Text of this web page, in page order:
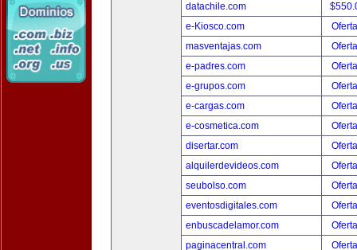
datachile.com
e-Kiosco.com
masventajas.com
e-padres.com
e-grupos.com
e-cargas.com
e-cosmetica.com
disertar.com
alquilerdevideos.com
seubolso.com
eventosdigitales.com
enbuscadelamor.com
paginacentral.com